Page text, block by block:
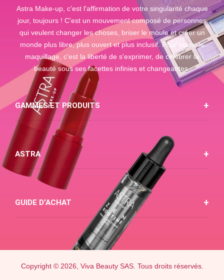
Astra Make-up, c'est l'affirmation de votre singularité chaque
jour, toujours ! C'est un mouvement composé de personnes
qui veulent changer les choses, briser le moule et créer un
monde plus libre, plus ouvert et plus inclusif. Pour nous, le
maquillage, c'est la liberté de s'exprimer, de célébrer la
beauté sous ses facettes infinies et changeantes.
GAMMES ET PRODUITS
ASTRA
GUIDE D’ACHAT
Copyright © 2026, Viva Beauty SAS. Tous droits réservés.